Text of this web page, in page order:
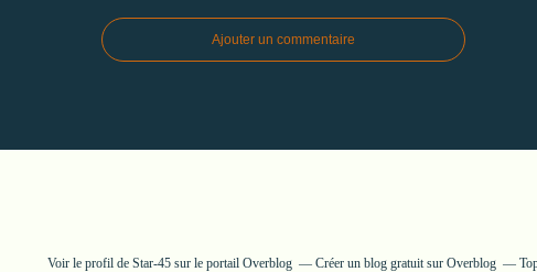
Ajouter un commentaire
Voir le profil de Star-45 sur le portail Overblog Créer un blog gratuit sur Overblog